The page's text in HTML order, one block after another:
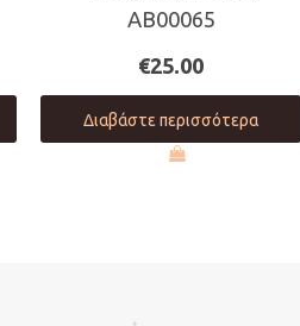
AB00065
€25.00
Διαβάστε περισσότερα